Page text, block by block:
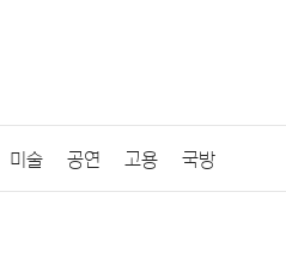
미술 공연 고용 국방